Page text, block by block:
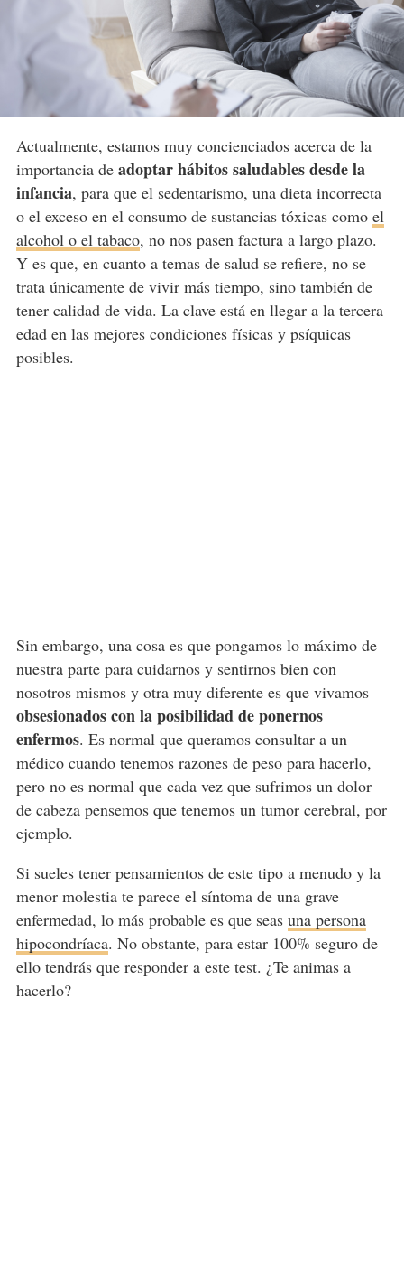
Actualmente, estamos muy concienciados acerca de la
importancia de adoptar hábitos saludables desde la
infancia, para que el sedentarismo, una dieta incorrecta
o el exceso en el consumo de sustancias tóxicas como el
alcohol o el tabaco, no nos pasen factura a largo plazo.
Y es que, en cuanto a temas de salud se refiere, no se
trata únicamente de vivir más tiempo, sino también de
tener calidad de vida. La clave está en llegar a la tercera
edad en las mejores condiciones físicas y psíquicas
posibles.
Sin embargo, una cosa es que pongamos lo máximo de
nuestra parte para cuidarnos y sentirnos bien con
nosotros mismos y otra muy diferente es que vivamos
obsesionados con la posibilidad de ponernos
enfermos. Es normal que queramos consultar a un
médico cuando tenemos razones de peso para hacerlo,
pero no es normal que cada vez que sufrimos un dolor
de cabeza pensemos que tenemos un tumor cerebral, por
ejemplo.
Si sueles tener pensamientos de este tipo a menudo y la
menor molestia te parece el síntoma de una grave
enfermedad, lo más probable es que seas una persona
hipocondríaca. No obstante, para estar 100% seguro de
ello tendrás que responder a este test. ¿Te animas a
hacerlo?